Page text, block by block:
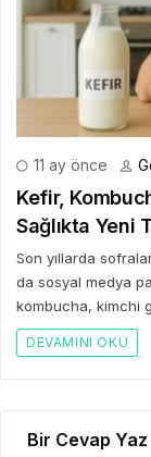
11 ay önce
Kefir,
Sağlıkta Yeni
Son yıllarda
da sosyal medya
kombucha, kimchi
DEVAMINI OKU
Bir Cevap Yaz